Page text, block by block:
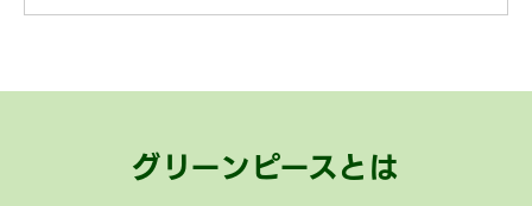
グリーンピースとは